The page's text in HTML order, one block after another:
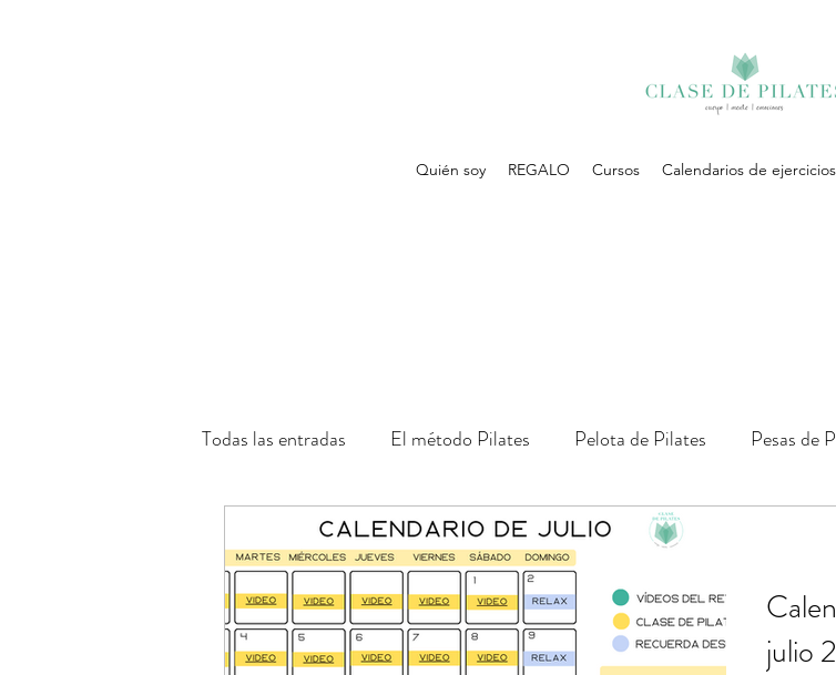
Quién soy REGALO Cursos Calendarios de ejercicios
Todas las entradas El método Pilates Pelota de Pilates Pesas de
Aro mágico de Pilates Calendario de ejercicios
Consejos para una vida saludable Tablas de ejercicios en pdf
julio